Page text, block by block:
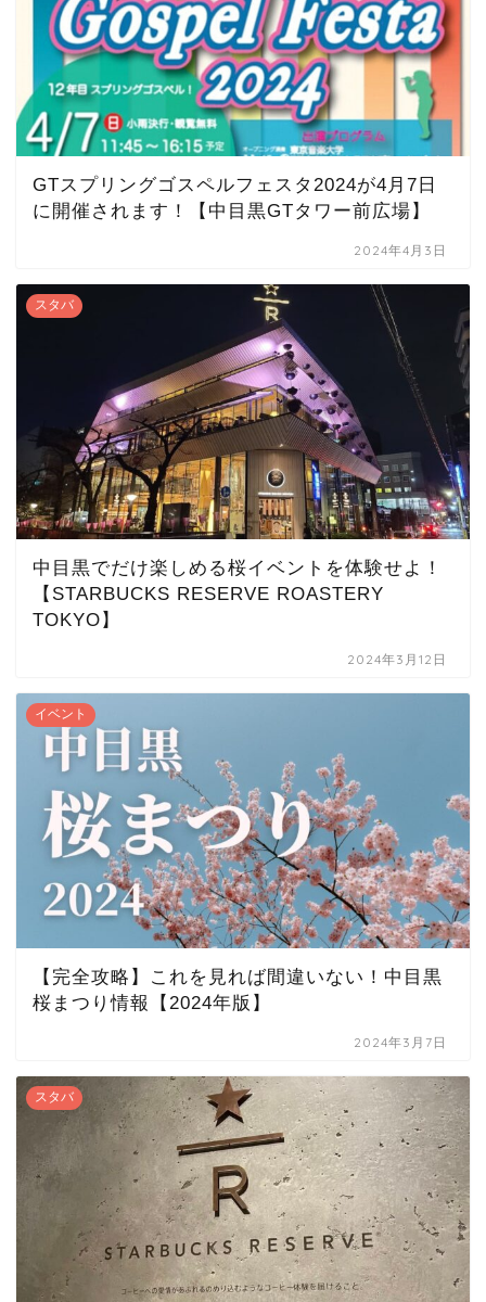
GTスプリングゴスペルフェスタ2024が4月7日
に開催されます！【中目黒GTタワー前広場】
2024年4月3日
スタバ
中目黒でだけ楽しめる桜イベントを体験せよ！
【STARBUCKS RESERVE ROASTERY
TOKYO】
2024年3月12日
イベント
【完全攻略】これを見れば間違いない！中目黒
桜まつり情報【2024年版】
2024年3月7日
スタバ